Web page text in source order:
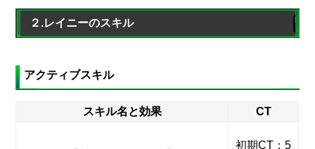
２.レイニーのスキル
アクティブスキル
スキル名と効果 CT
初期CT：5